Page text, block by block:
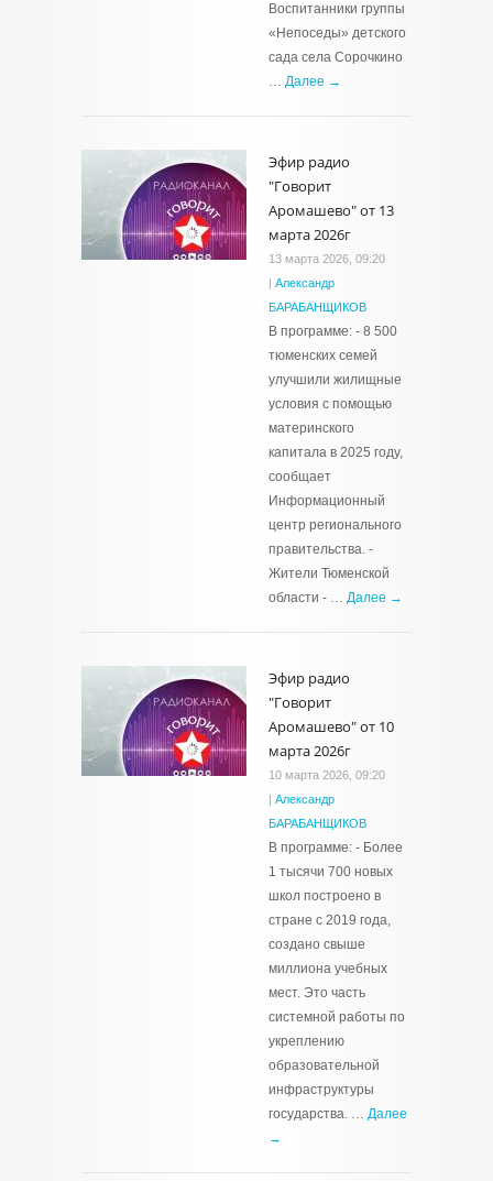
Воспитанники группы
«Непоседы» детского
сада села Сорочкино
… Далее →
Эфир радио
"Говорит
Аромашево" от 13
марта 2026г
13 марта 2026, 09:20
| Александр
БАРАБАНЩИКОВ
В программе: - 8 500
тюменских семей
улучшили жилищные
условия с помощью
материнского
капитала в 2025 году,
сообщает
Информационный
центр регионального
правительства. -
Жители Тюменской
области - … Далее →
Эфир радио
"Говорит
Аромашево" от 10
марта 2026г
10 марта 2026, 09:20
| Александр
БАРАБАНЩИКОВ
В программе: - Более
1 тысячи 700 новых
школ построено в
стране с 2019 года,
создано свыше
миллиона учебных
мест. Это часть
системной работы по
укреплению
образовательной
инфраструктуры
государства. … Далее
→